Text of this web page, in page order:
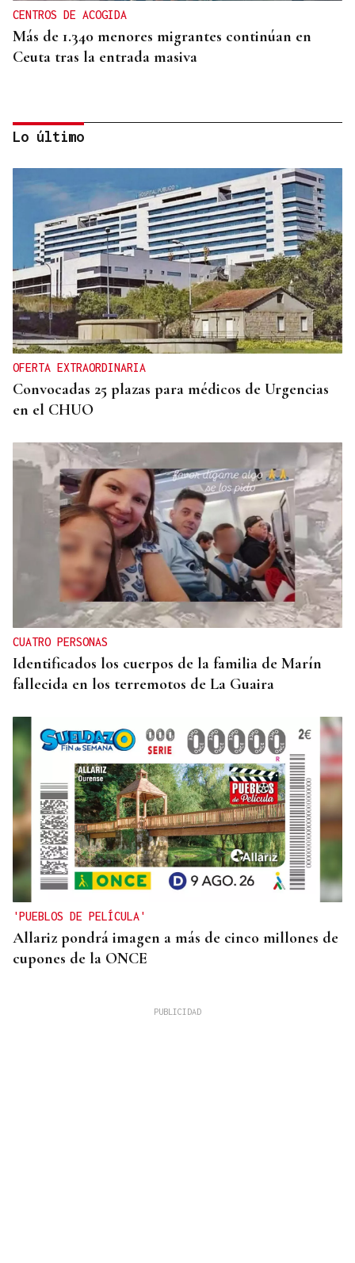
CENTROS DE ACOGIDA
Más de 1.340 menores migrantes continúan en
Ceuta tras la entrada masiva
AUSENCIA DE MARLASKA Y ROBLES
El PP denuncia que el Gobierno no haya pedido
más medios a Europa para atajar la crisis en Ceuta
Lo último
OFERTA EXTRAORDINARIA
Convocadas 25 plazas para médicos de Urgencias
en el CHUO
CUATRO PERSONAS
Identificados los cuerpos de la familia de Marín
fallecida en los terremotos de La Guaira
'PUEBLOS DE PELÍCULA'
Allariz pondrá imagen a más de cinco millones de
cupones de la ONCE